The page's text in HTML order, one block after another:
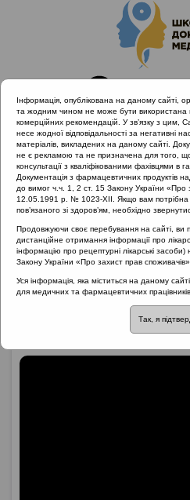
Головна
Матеріали за МКХ-11
10 Хвороби вуха та
Анамнез пацієнта. Пізня
Анамнез
Пізня
набутої
Інформація, опублікована на даному сайті,
та жодним чином не може бути використана
комерційних рекомендацій. У зв’язку з цим,
несе жодної відповідальності за негативні
матеріалів, викладених на даному сайті.
не є рекламою та не призначена для того,
консультації з кваліфікованими фахівцями в
Документація з фармацевтичних продуктів
до вимог ч.ч. 1, 2 ст. 15 Закону України «Про
12.05.1991 р. № 1023-XII. Якщо вам потрібна
пов’язаного зі здоров’ям, необхідно
Продовжуючи своє перебування на сайті, ви
дистанційне отримання інформації про
інформацію про рецептурні лікарські засоби)
Закону України «Про захист прав
Уся інформація, яка міститься на даному
для медичних та фармацевтичних працівників
Так, я